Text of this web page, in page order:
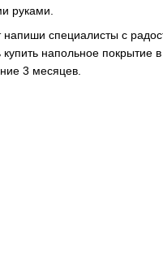
руками.
специалисты с
напольное покрытие
3 месяцев.